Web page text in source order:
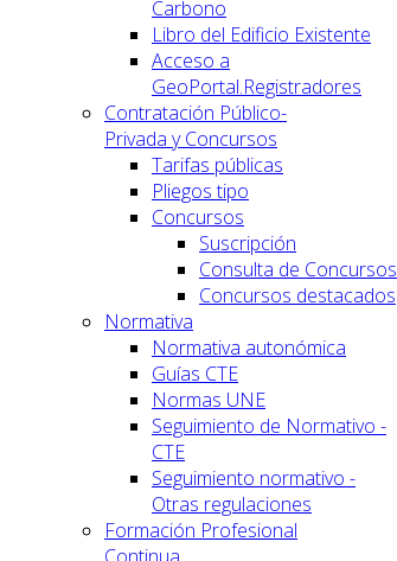
Carbono
Libro del Edificio Existente
Acceso a
GeoPortal.Registradores
Contratación Público-
Privada y Concursos
Tarifas públicas
Pliegos tipo
Concursos
Suscripción
Consulta de Concursos
Concursos destacados
Normativa
Normativa autonómica
Guías CTE
Normas UNE
Seguimiento de Normativo -
CTE
Seguimiento normativo -
Otras regulaciones
Formación Profesional